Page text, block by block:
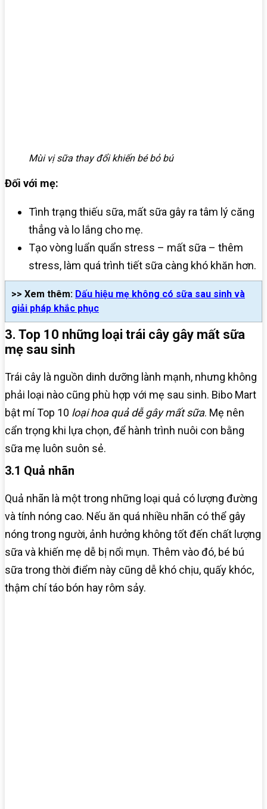
Mùi vị sữa thay đổi khiến bé bỏ bú
Đối với mẹ:
Tình trạng thiếu sữa, mất sữa gây ra tâm lý căng
thẳng và lo lắng cho mẹ.
Tạo vòng luẩn quẩn stress – mất sữa – thêm
stress, làm quá trình tiết sữa càng khó khăn hơn.
>> Xem thêm: Dấu hiệu mẹ không có sữa sau sinh và
giải pháp khắc phục
3. Top 10 những loại trái cây gây mất sữa
mẹ sau sinh
Trái cây là nguồn dinh dưỡng lành mạnh, nhưng không
phải loại nào cũng phù hợp với mẹ sau sinh. Bibo Mart
bật mí Top 10 loại hoa quả dễ gây mất sữa. Mẹ nên
cẩn trọng khi lựa chọn, để hành trình nuôi con bằng
sữa mẹ luôn suôn sẻ.
3.1 Quả nhãn
Quả nhãn là một trong những loại quả có lượng đường
và tính nóng cao. Nếu ăn quá nhiều nhãn có thể gây
nóng trong người, ảnh hưởng không tốt đến chất lượng
sữa và khiến mẹ dễ bị nổi mụn. Thêm vào đó, bé bú
sữa trong thời điểm này cũng dễ khó chịu, quấy khóc,
thậm chí táo bón hay rôm sảy.